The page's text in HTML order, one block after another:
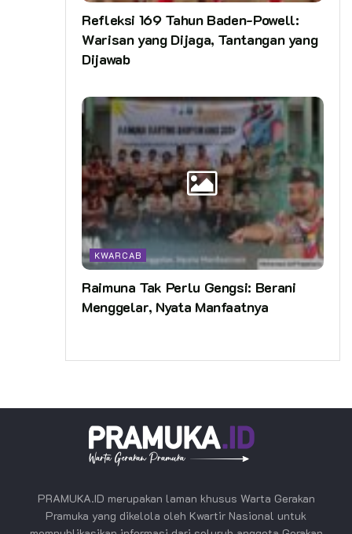
Refleksi 169 Tahun Baden-Powell:
Warisan yang Dijaga, Tantangan yang
Dijawab
KWARCAB
Raimuna Tak Perlu Gengsi: Berani
Menggelar, Nyata Manfaatnya
PRAMUKA.ID merupakan laman khusus Warta Gerakan
Pramuka yang dikelola oleh Kwartir Nasional untuk